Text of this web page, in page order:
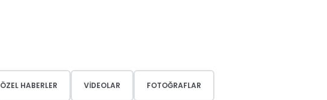
ÖZEL HABERLER VIDEOLAR FOTOĞRAFLAR